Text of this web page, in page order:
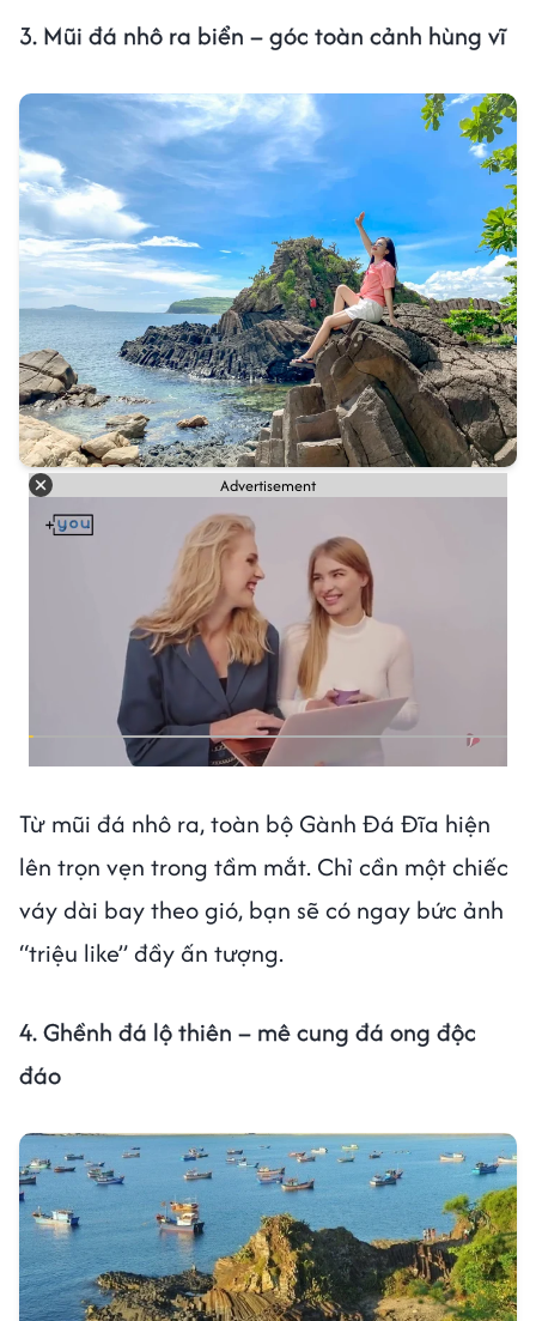
3. Mũi đá nhô ra biển – góc toàn cảnh hùng vĩ
Advertisement
Từ mũi đá nhô ra, toàn bộ Gành Đá Đĩa hiện
lên trọn vẹn trong tầm mắt. Chỉ cần một chiếc
váy dài bay theo gió, bạn sẽ có ngay bức ảnh
“triệu like” đầy ấn tượng.
4. Ghềnh đá lộ thiên – mê cung đá ong độc
đáo